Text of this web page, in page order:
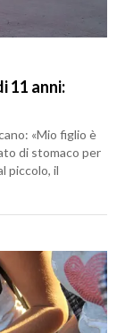
11 anni:
«Mio figlio è
di stomaco per
piccolo, il